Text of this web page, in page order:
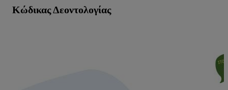
Κώδικας Δεοντολογίας